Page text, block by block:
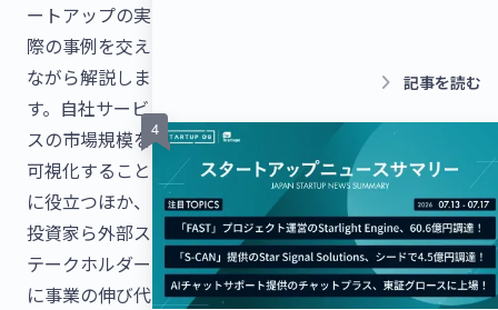
ートアップの実
際の事例を交え
ながら解説しま
す。自社サービ
スの市場規模を
可視化すること
に役立つほか、
投資家ら外部ス
テークホルダー
に事業の伸び代
円を調達！【最新スタートアップ
keyboard_arrow_right 記事を読む